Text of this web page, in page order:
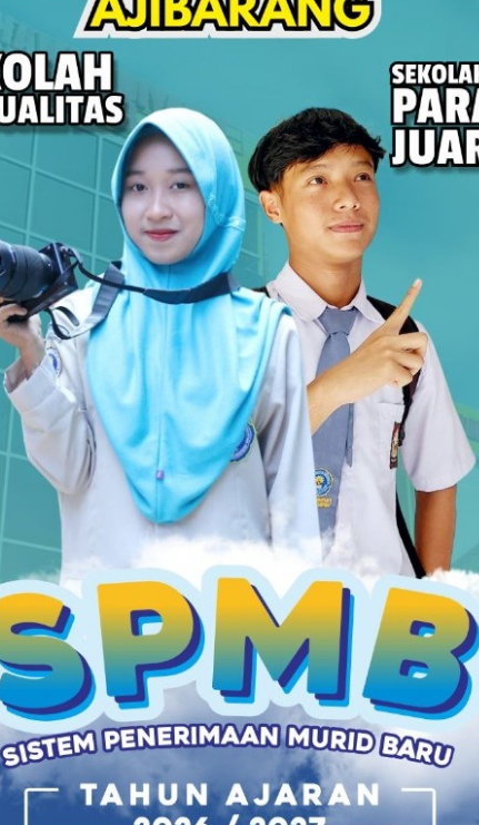
tahun ajaran baru, SMK Muhammadiyah 1
terus mempersiapkan peserta didik kelas
agar mampu menghadapi tantangan setelah lulus
Salah sat
2026 08:15 - Oleh Administrator - Dilihat 41 kali
Menyambut Kader, Meneguhkan
1 Agustus 2026 – Semangat kepanduan,
dan nilai-nilai Islam mewarnai
Penerimaan Tamu Qobilah (PTQ)
Wathan SMK Muhamm
08/2026 11:20 - Oleh Administrator - Dilihat 56 kali
Hati Sebelum Mengajar Ilmu
– Ada suasana yang berbeda setiap pagi
Muhammadiyah 1 Ajibarang. Sebelum bel
berbunyi, halaman sekolah telah dipenuhi
wajah yang
2026 11:12 - Oleh Administrator - Dilihat 48 kali
Sujud, Masa Depan Dibangun
yang hebat bukan hanya mengajarkan cara
nafkah, tetapi juga mengajarkan cara
berkah." Masih pagi ketika langkah-